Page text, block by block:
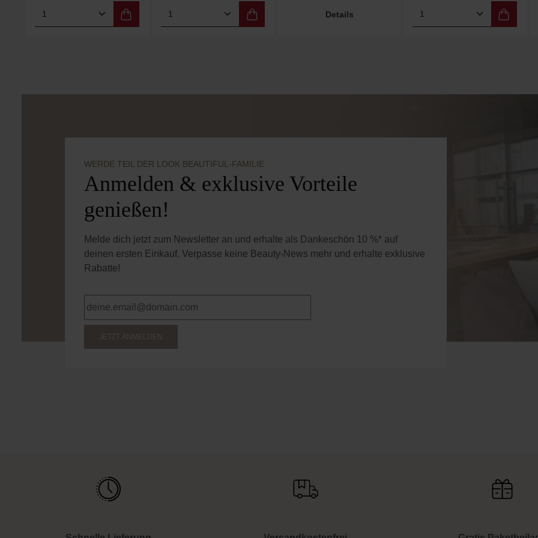
Produkt Anzahl: Gib den gewünschten Wert ein oder benutze die
Produkt Anzahl: Gib den gewünschten Wert ein oder
Details Produkt Anzahl:
WERDE TEIL DER LOOK BEAUTIFUL-FAMILIE
Anmelden & exklusive Vorteile
genießen!
Melde dich jetzt zum Newsletter an und erhalte als Dankeschön 10 %* auf
deinen ersten Einkauf. Verpasse keine Beauty-News mehr und erhalte exklusive
Rabatte!
JETZT ANMELDEN